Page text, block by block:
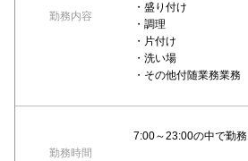
勤務内容
・盛り付け
・調理
・片付け
・洗い場
・その他付随業務業務
勤務時間
7:00～23:00の中で勤務